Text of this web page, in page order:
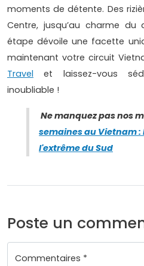
moments de détente. Des
Centre, jusqu’au charme
étape dévoile une facette
maintenant votre circuit
Travel et laissez-vous
inoubliable !
Ne manquez pas nos
semaines au Vietnam :
l'extrême du Sud
Poste un
Commentaires *